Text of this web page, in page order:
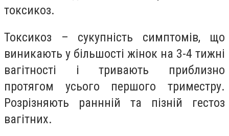
токсикоз.
Токсикоз – сукупність симптомів, що
виникають у більшості жінок на 3-4 тижні
вагітності і тривають приблизно
протягом усього першого триместру.
Розрізняють раннній та пізній гестоз
вагітних.